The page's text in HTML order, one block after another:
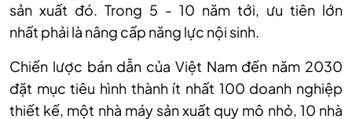
sản xuất đó. Trong 5 - 10 năm tới, ưu tiên lớn
nhất phải là nâng cấp năng lực nội sinh.
Chiến lược bán dẫn của Việt Nam đến năm 2030
đặt mục tiêu hình thành ít nhất 100 doanh nghiệp
thiết kế, một nhà máy sản xuất quy mô nhỏ, 10 nhà